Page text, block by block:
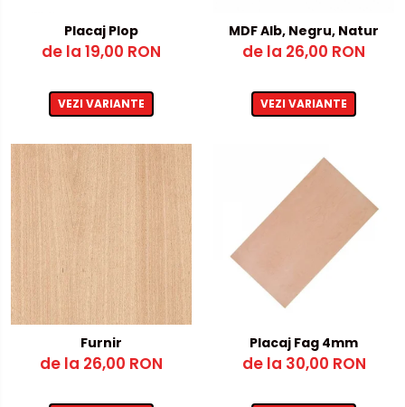
PET-G
Transparent
Produs Configurabil
Placaj Plop
de la 19,00 RON
VEZI VARIANTE
MDF Alb, Negru, Natur
de la 26,00 RON
VEZI VARIANTE
Furnir
de la 26,00 RON
Placaj Fag 4mm
de la 30,00 RON